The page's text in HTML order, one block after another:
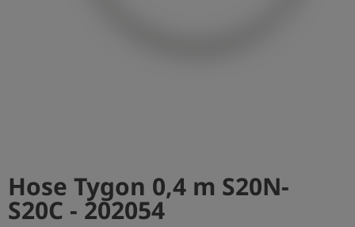
Hose Tygon 0,4 m S20N-
S20C - 202054